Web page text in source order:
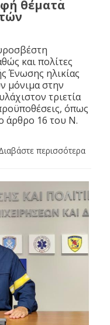
θέματα
και πολίτες
Ένωσης ηλικίας
μόνιμα στην
τριετία
όπως
άρθρο 16 του N.
περισσότερα